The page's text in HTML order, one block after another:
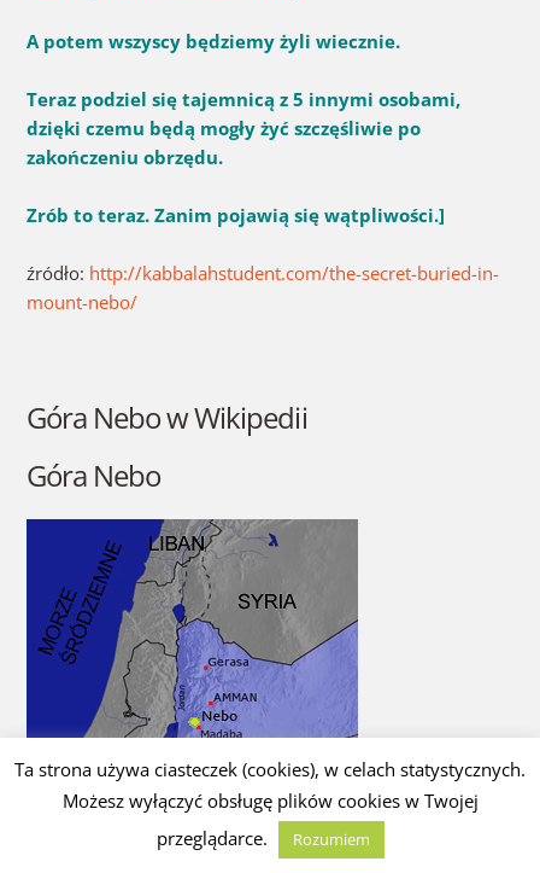
A potem wszyscy będziemy żyli wiecznie.
Teraz podziel się tajemnicą z 5 innymi osobami,
dzięki czemu będą mogły żyć szczęśliwie po
zakończeniu obrzędu.
Zrób to teraz. Zanim pojawią się wątpliwości.]
źródło: http://kabbalahstudent.com/the-secret-buried-in-
mount-nebo/
Góra Nebo w Wikipedii
Góra Nebo
Ta strona używa ciasteczek (cookies), w celach statystycznych.
Możesz wyłączyć obsługę plików cookies w Twojej
przeglądarce.
Rozumiem